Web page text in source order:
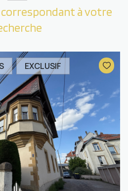
à votre
EXCLUSIF